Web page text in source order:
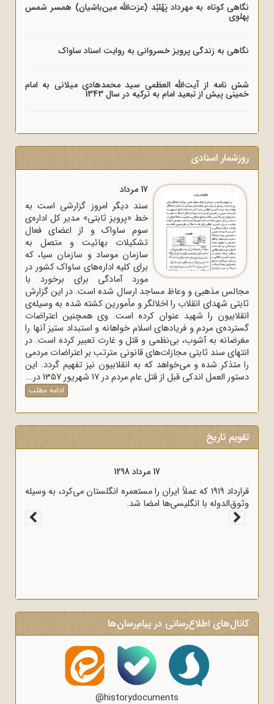
نگاهی کوتاه به مهرداد پَهْلبُد (عزت‌الله مین‌باشیان) همسر شمس
پهلوی
نگاهی به زندگی پرویز خسروانی به روایت اسناد ساواک
شش نامه از آیت‌الله العظمی سید محمدهادی میلانی به امام
خمینی پیش از تبعید امام به ترکیه در سال 1343
روزشمار اسنادی
17 مرداد
سند دیگر امروز گزارشی است به
خط «پرویز ثابتی» مدیر کل اداره‌ی
سوم ساواک و از اعضای فعال
تشکیلات بهائیت و متصل به
سازمان موساد و سازمان سیا، که
برای کلیه اداره‌های ساواک‌ کشور در
مورد آمادگی برای برخورد با
مجالس مذهبی و وعاظ مساجد ارسال شده است. در این گزارش
ثابتی شهدای انقلاب را اخلالگر و مأمورین کشته شده به وسیله‌ی
انقلابیون را شهید عنوان کرده است. وی همچنین اعتراضات
گسترده‌ی مردم و فریادهای اسلام خواهانه و استبداد ستیز آنها را
مغرضانه به آشوب، بی‌نظمی و قتل و غارت تعبیر کرده است. در
انتهای سند ثابتی مجازات‌های قانونی مترتب بر اعتراضات مردمی
را متذکر شده و می‌خواهد که به انقلابیون نیز تفهیم گردد. این
دستور العمل اندکی قبل از قتل عام مردم در 17 شهریور 1357 در...
ادامه مطلب
تقویم تاریخ
17 مرداد 1298
قرارداد 1919 که عملاً ایران را مستعمره انگلستان می‌کرد، به وسیله
وثوق‌الدوله با انگلیسی‌ها امضا شد.
کانال‌های اطلاع‌رسانی در پیام‌رسان‌ها
@historydocuments